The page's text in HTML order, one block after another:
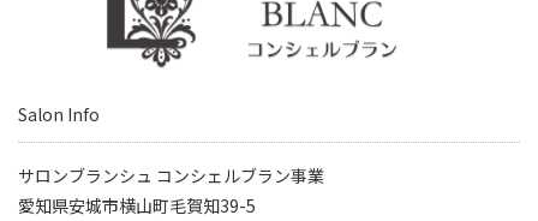
Salon Info
サロンブランシュ コンシェルブラン事業
愛知県安城市横山町毛賀知39-5